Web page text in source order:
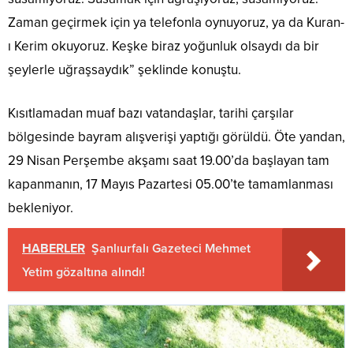
Zaman geçirmek için ya telefonla oynuyoruz, ya da Kuran-
ı Kerim okuyoruz. Keşke biraz yoğunluk olsaydı da bir
şeylerle uğraşsaydık” şeklinde konuştu.
Kısıtlamadan muaf bazı vatandaşlar, tarihi çarşılar
bölgesinde bayram alışverişi yaptığı görüldü. Öte yandan,
29 Nisan Perşembe akşamı saat 19.00’da başlayan tam
kapanmanın, 17 Mayıs Pazartesi 05.00’te tamamlanması
bekleniyor.
HABERLER Şanlıurfalı Gazeteci Mehmet
Yetim gözaltına alındı!